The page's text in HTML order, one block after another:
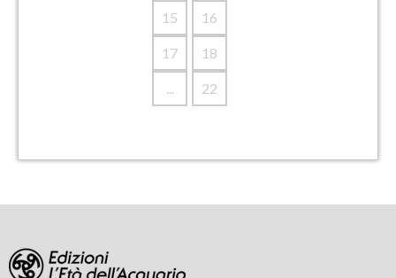
15 16
17 18
22